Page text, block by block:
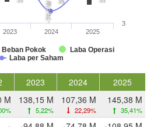
-74,8 M
Beban Pokok
Laba Operasi
Laba per Saham
2023 2024 2025
3
2023 2024
2025
M 138,15 M
5,22%
107,36 M
22,29%
145,38 M
35,41%